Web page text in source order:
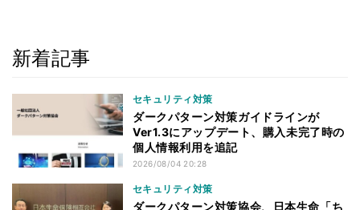
新着記事
セキュリティ対策
ダークパターン対策ガイドラインが
Ver1.3にアップデート、購入未完了時の
個人情報利用を追記
2026/08/04 20:28
セキュリティ対策
ダークパターン対策協会、日本生命「ち